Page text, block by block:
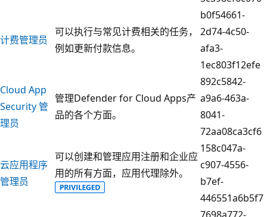
计费管理员
可以执行与常见计费相关的任务，
例如更新付款信息。
b0f54661-
2d74-4c50-
afa3-
1ec803f12efe
Cloud App
Security 管
理员
管理Defender for Cloud Apps产
品的各个方面。
892c5842-
a9a6-463a-
8041-
72aa08ca3cf6
云应用程序
管理员
可以创建和管理应用注册和企业应
用的所有方面，应用代理除外。
158c047a-
c907-4556-
b7ef-
446551a6b5f7
7698a772-